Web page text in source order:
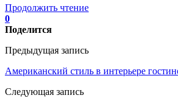
Продолжить чтение
0
Поделится
Предыдущая запись
Американский стиль в интерьере
Следующая запись